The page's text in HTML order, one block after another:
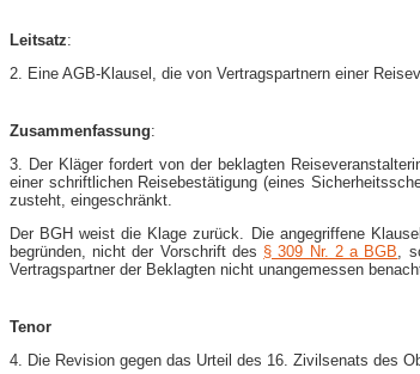
Leitsatz:
2. Eine AGB-Klausel, die von Vertragspartnern einer
Zusammenfassung:
3. Der Kläger fordert von der beklagten
einer schriftlichen Reisebestätigung (eines
zusteht, eingeschränkt.
Der BGH weist die Klage zurück. Die angegriffene
begründen, nicht der Vorschrift des § 309 Nr. 2 a BGB ,
Vertragspartner der Beklagten nicht unangemessen
Tenor
4. Die Revision gegen das Urteil des 16. Zivilsenats des